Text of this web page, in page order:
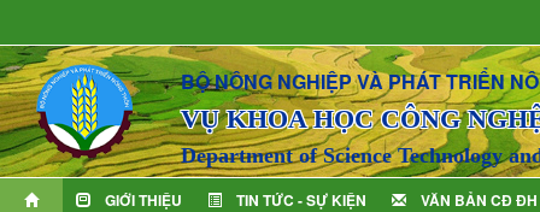
BỘ NÔNG NGHIỆP VÀ PHÁT TRIỂN
VỤ KHOA HỌC CÔNG
Department of Science Technology
GIỚI THIỆU TIN TỨC - SỰ KIỆN VĂN BẢN CĐ ĐH